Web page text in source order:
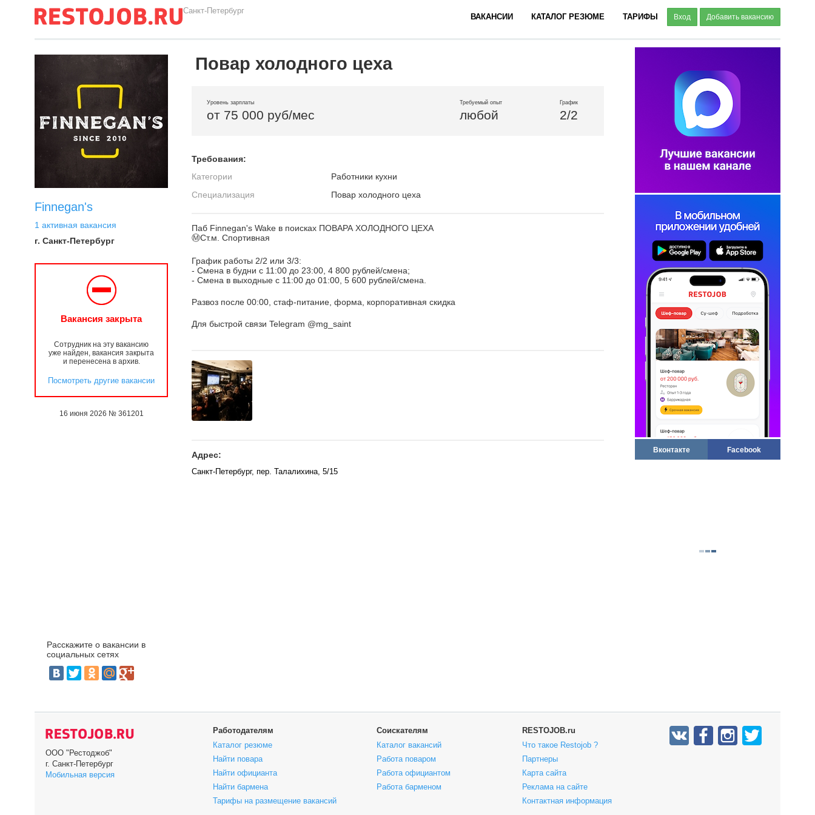
Санкт-Петербург
ВАКАНСИИ КАТАЛОГ РЕЗЮМЕ ТАРИФЫ Вход Добавить вакансию
Вконтакте Facebook
Finnegan's
1 активная вакансия
г. Санкт-Петербург
Вакансия закрыта
Сотрудник на эту вакансию
уже найден, вакансия закрыта
и перенесена в архив.
Посмотреть другие вакансии
16 июня 2026 № 361201
Повар холодного цеха
Уровень зарплаты
от 75 000 руб/мес
Требуемый опыт
любой
График
2/2
Требования:
Категории
Работники кухни
Специализация
Повар холодного цеха
Паб Finnegan's Wake в поисках ПОВАРА ХОЛОДНОГО ЦЕХА
Ⓜ️Ст.м. Спортивная
График работы 2/2 или 3/3:
- Смена в будни с 11:00 до 23:00, 4 800 рублей/смена;
- Смена в выходные с 11:00 до 01:00, 5 600 рублей/смена.
Развоз после 00:00, стаф-питание, форма, корпоративная скидка
Для быстрой связи Telegram @mg_saint
Адрес:
Санкт-Петербург, пер. Талалихина, 5/15
Расскажите о вакансии в
социальных сетях
ООО "Рестоджоб"
г. Санкт-Петербург
Мобильная версия
Работодателям
Каталог резюме
Найти повара
Найти официанта
Найти бармена
Тарифы на размещение вакансий
Соискателям
Каталог вакансий
Работа поваром
Работа официантом
Работа барменом
RESTOJOB.ru
Что такое Restojob ?
Партнеры
Карта сайта
Реклама на сайте
Контактная информация